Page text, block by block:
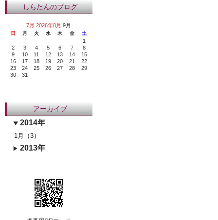
しらたんのブログ
7月 2026年8月 9月
日 月 火 水 木 金 土
1
2
3 4 5 6 7
8
9
10 11 12 13 14
15
16
17 18 19 20 21
22
23
24 25 26 27 28
29
30
31
アーカイブ
2014年
1月（3）
2013年